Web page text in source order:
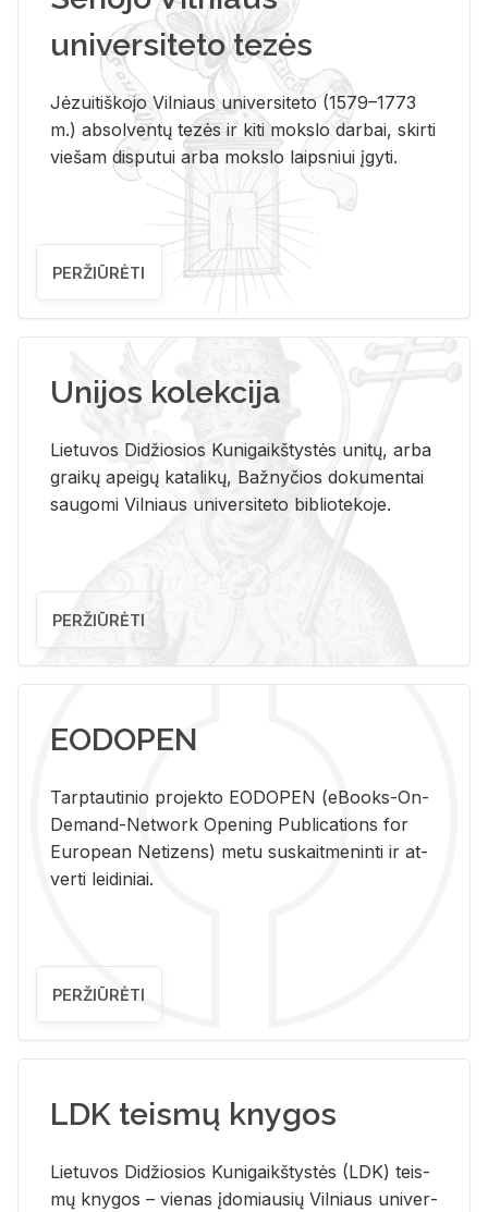
universiteto tezės
Jėzuitiškojo Vilniaus universiteto (1579–1773
m.) absolventų tezės ir kiti mokslo darbai, skirti
viešam disputui arba mokslo laipsniui įgyti.
PERŽIŪRĖTI
Unijos kolekcija
Lietuvos Didžiosios Kunigaikštystės unitų, arba
graikų apeigų katalikų, Bažnyčios dokumentai
saugomi Vilniaus universiteto bibliotekoje.
PERŽIŪRĖTI
EODOPEN
Tarp­tau­ti­nio pro­jek­to EO­DO­PEN (eBo­oks-On-
De­mand-Ne­twork Ope­ning Pub­li­ca­tions for
Eu­ro­pe­an Ne­ti­zens) metu su­skait­me­nin­ti ir at­
ver­ti lei­di­niai.
PERŽIŪRĖTI
LDK teismų knygos
Lie­tu­vos Di­džio­sios Ku­ni­gaikš­tys­tės (LDK) teis­
mų kny­gos – vie­nas įdo­miau­sių Vil­niaus uni­ver­